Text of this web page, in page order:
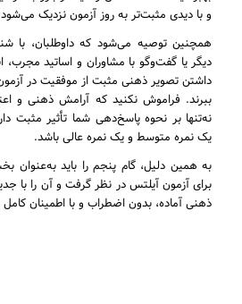
و با دیدی مثبت‌تر به روز آزمون نزدیک
همچنین توصیه می‌شود که داوطلبان، با
دیگر یا گفت‌وگو با مشاوران و اساتید مجرب،
داشتن تصویر ذهنی مثبت از موفقیت در
ببرند. فراموش نکنید که آرامش ذهنی و
نه‌تنها بر نحوه پاسخ‌دهی شما تأثیر مثبت
یک نمره متوسط و یک نمره عالی باشد.
به همین دلیل، گام پنجم را باید به‌عنوان
برای آزمون آیلتس در نظر گرفت و آن را با
ذهنی آماده، بدون اضطراب و با اطمینان